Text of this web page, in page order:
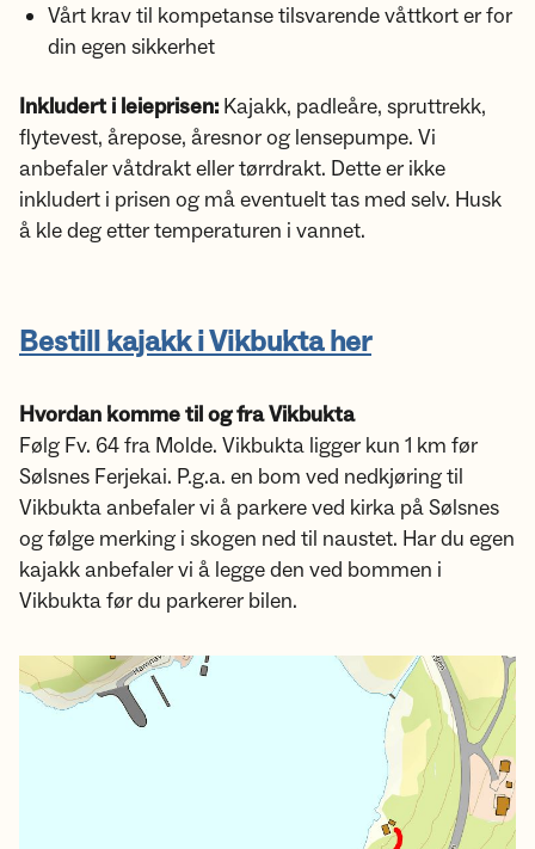
Vårt krav til kompetanse tilsvarende våttkort er for
din egen sikkerhet
Inkludert i leieprisen: Kajakk, padleåre, spruttrekk,
flytevest, årepose, åresnor og lensepumpe. Vi
anbefaler våtdrakt eller tørrdrakt. Dette er ikke
inkludert i prisen og må eventuelt tas med selv. Husk
å kle deg etter temperaturen i vannet.
Bestill kajakk i Vikbukta her
Hvordan komme til og fra Vikbukta
Følg Fv. 64 fra Molde. Vikbukta ligger kun 1 km før
Sølsnes Ferjekai. P.g.a. en bom ved nedkjøring til
Vikbukta anbefaler vi å parkere ved kirka på Sølsnes
og følge merking i skogen ned til naustet. Har du egen
kajakk anbefaler vi å legge den ved bommen i
Vikbukta før du parkerer bilen.